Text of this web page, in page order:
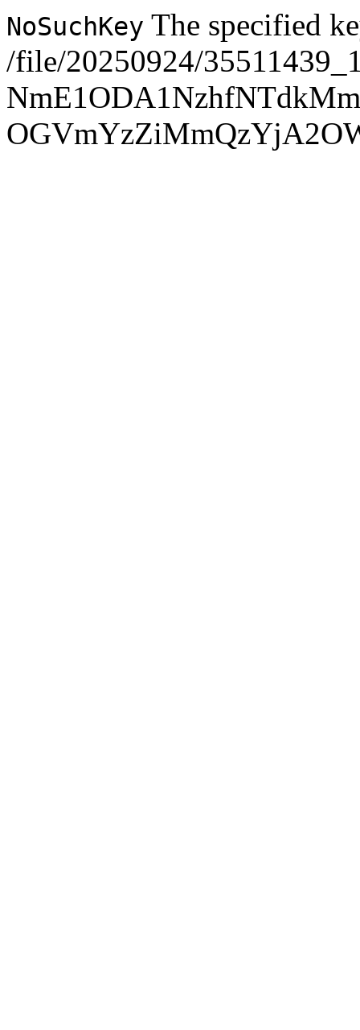
NoSuchKey The specified
/file/20250924/